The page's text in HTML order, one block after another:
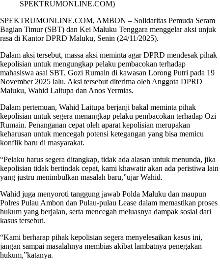
SPEKTRUMONLINE.COM)
SPEKTRUMONLINE.COM, AMBON – Solidaritas Pemuda Seram
Bagian Timur (SBT) dan Kei Maluku Tenggara menggelar aksi unjuk
rasa di Kantor DPRD Maluku, Senin (24/11/2025).
Dalam aksi tersebut, massa aksi meminta agar DPRD mendesak pihak
kepolisian untuk mengungkap pelaku pembacokan terhadap
mahasiswa asal SBT, Gozi Rumain di kawasan Lorong Putri pada 19
November 2025 lalu. Aksi tersebut diterima oleh Anggota DPRD
Maluku, Wahid Laitupa dan Anos Yermias.
Dalam pertemuan, Wahid Laitupa berjanji bakal meminta pihak
kepolisian untuk segera menangkap pelaku pembacokan terhadap Ozi
Rumain. Penanganan cepat oleh aparat kepolisian merupakan
keharusan untuk mencegah potensi ketegangan yang bisa memicu
konflik baru di masyarakat.
“Pelaku harus segera ditangkap, tidak ada alasan untuk menunda, jika
kepolisian tidak bertindak cepat, kami khawatir akan ada peristiwa lain
yang justru menimbulkan masalah baru,”ujar Wahid.
Wahid juga menyoroti tanggung jawab Polda Maluku dan maupun
Polres Pulau Ambon dan Pulau-pulau Lease dalam memastikan proses
hukum yang berjalan, serta mencegah meluasnya dampak sosial dari
kasus tersebut.
“Kami berharap pihak kepolisian segera menyelesaikan kasus ini,
jangan sampai masalahnya membias akibat lambatnya penegakan
hukum,”katanya.